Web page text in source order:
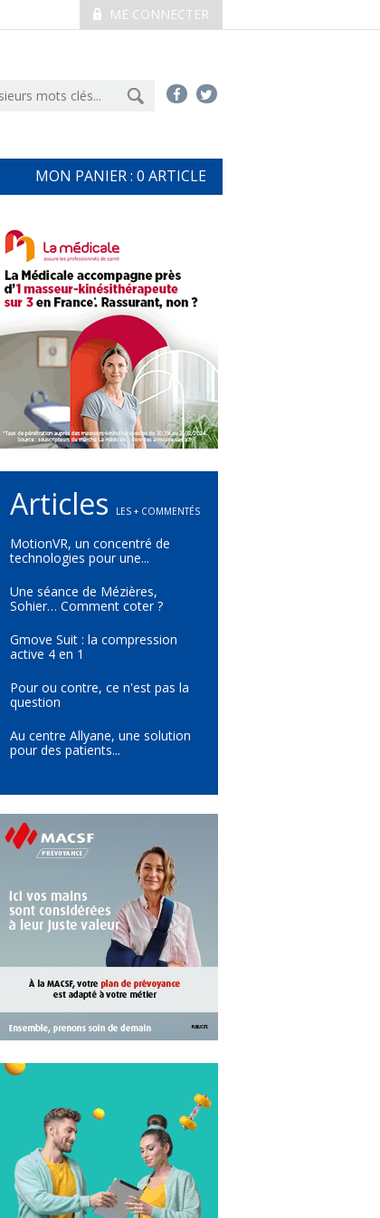
ME CONNECTER
MON PANIER : 0 ARTICLE
Articles LES + COMMENTÉS
MotionVR, un concentré de
technologies pour une...
Une séance de Mézières,
Sohier… Comment coter ?
Gmove Suit : la compression
active 4 en 1
Pour ou contre, ce n'est pas la
question
Au centre Allyane, une solution
pour des patients...